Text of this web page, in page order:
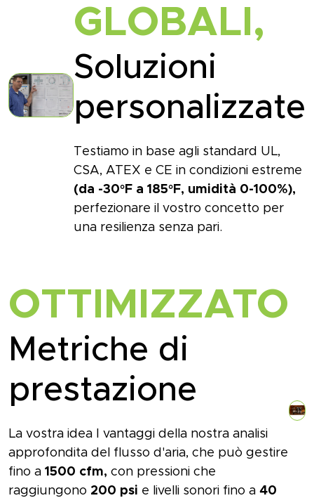
GLOBALI,
Soluzioni
personalizzate
Testiamo in base agli standard UL,
CSA, ATEX e CE in condizioni estreme
(da -30°F a 185°F, umidità 0-100%),
perfezionare il vostro concetto per
una resilienza senza pari.
OTTIMIZZATO
Metriche di
prestazione
La vostra idea
I vantaggi della nostra analisi
approfondita del flusso d'aria, che può gestire
fino a 1500 cfm, con pressioni che
raggiungono 200 psi e livelli sonori fino a 40